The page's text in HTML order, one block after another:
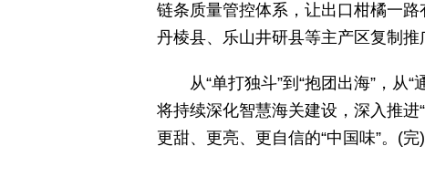
链条质量管控体系，让出口柑橘一
丹棱县、乐山井研县等主产区复制推
从“单打独斗”到“抱团出海”，从
将持续深化智慧海关建设，深入推进
更甜、更亮、更自信的“中国味”。(完)